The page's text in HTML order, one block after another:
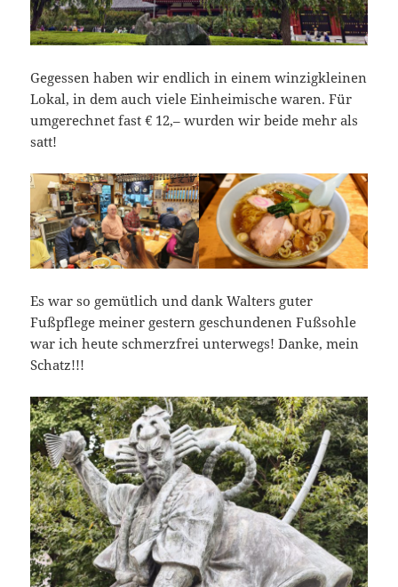
Gegessen haben wir endlich in einem winzigkleinen
Lokal, in dem auch viele Einheimische waren. Für
umgerechnet fast € 12,– wurden wir beide mehr als
satt!
Es war so gemütlich und dank Walters guter
Fußpflege meiner gestern geschundenen Fußsohle
war ich heute schmerzfrei unterwegs! Danke, mein
Schatz!!!